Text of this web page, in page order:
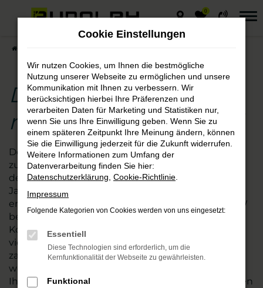
Zum
0
Der VW Tiguan –
rundum überzeugend
Der VW Tiguan ist einfach ein gutes und
zuverlässiges Auto. Was wir hier in einem Satz auf
den Punkt bringen, ist das Resultat aus
Jahrzehnten Erfahrung im Autobau und einer
enormen Entwicklungsleistung. Der Hersteller VW
beweist mit dem Tiguan einmal mehr seine
Kompetenz und bietet den Einstieg in ein
vielseitiges Modell. Bei uns entdecken Sie die
zahlreichen Ausstattungsmöglichkeiten und
werden kompetent beraten. Gerne erläutern wir
Ihnen die Möglichkeiten dieses Modells und weisen
Cookie Einstellungen
Wir nutzen Cookies, um Ihnen die bestmögliche
Nutzung unserer Webseite zu ermöglichen und unsere
Kommunikation mit Ihnen zu verbessern. Wir
berücksichtigen hierbei Ihre Präferenzen und
verarbeiten Daten für Marketing und Statistiken nur,
wenn Sie uns Ihre Einwilligung geben. Wenn Sie zu
einem späteren Zeitpunkt Ihre Meinung ändern, können
Sie die Einwilligung jederzeit für die Zukunft widerrufen.
Weitere Informationen zum Umfang der
Datenverarbeitung finden Sie hier:
Datenschutzerklärung Cookie-Richtlinie
Impressum
Folgende Kategorien von Cookies werden von uns eingesetzt:
Essentiell
Diese Technologien sind erforderlich, um die
Kernfunktionalität der Webseite zu gewährleisten.
Funktional